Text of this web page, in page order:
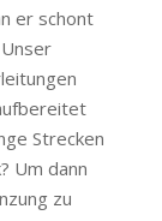
er schont
Strecken
Um dann
zu